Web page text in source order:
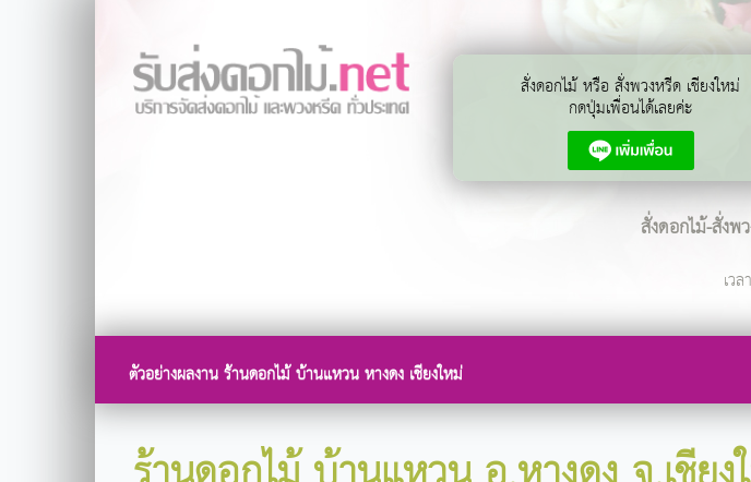
สั่งดอกไม้ หรือ สั่งพวงหรีด เชียงใหม่
กดปุ่มเพื่อนได้เลยค่ะ
สั่งดอกไม้-สั่งพ
เว
ตัวอย่างผลงาน ร้านดอกไม้ บ้านแหวน หางดง เชียงใหม่